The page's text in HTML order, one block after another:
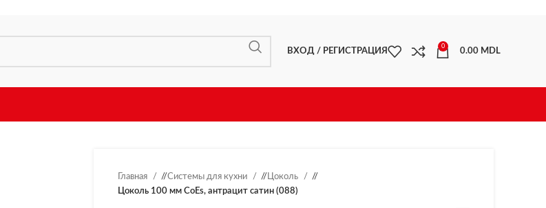
ВХОД / РЕГИСТРАЦИЯ
0
0.00 MDL
Главная / Системы для кухни / Цоколь
/
Цоколь 100 мм CoEs, антрацит сатин (088)